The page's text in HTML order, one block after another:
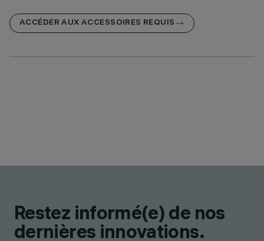
ACCÉDER AUX ACCESSOIRES REQUIS
Restez informé(e) de nos
dernières innovations.